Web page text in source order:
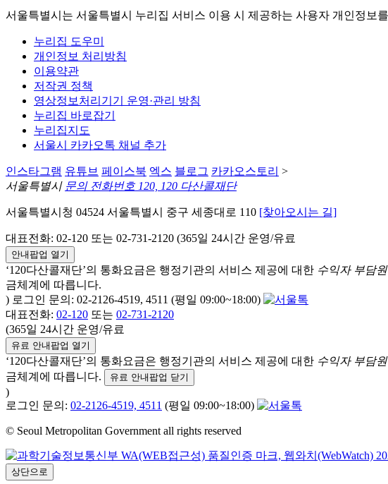
서울특별시는 서울특별시 누리집 서비스 이용 시 제공하는 사용자 개인정보
누리집 도우미
개인정보 처리방침
이용약관
저작권 정책
영상정보처리기기 운영·관리 방침
누리집 바로잡기
누리집지도
서울시 카카오톡 채널 추가
인스타그램 유튜브 페이스북 엑스 블로그 카카오스토리 >
서울특별시 문의 전화번호 120, 120 다산콜재단
서울특별시청 04524 서울특별시 중구 세종대로 110 [찾아오시는 길]
대표전화: 02-120 또는 02-731-2120 (365일 24시간 운영/유료
안내팝업 열기
‘120다산콜재단’의 통화요금은 행정기관의 서비스 제공에 대한 수익자 부담
금체계에 따릅니다.
) 로그인 문의: 02-2126-4519, 4511 (평일 09:00~18:00)
대표전화: 02-120 또는 02-731-2120
(365일 24시간 운영/유료
유료 안내팝업 열기
‘120다산콜재단’의 통화요금은 행정기관의 서비스 제공에 대한 수익자 부담
금체계에 따릅니다.
유료 안내팝업 닫기
)
로그인 문의: 02-2126-4519, 4511 (평일 09:00~18:00)
© Seoul Metropolitan Government all rights reserved
상단으로